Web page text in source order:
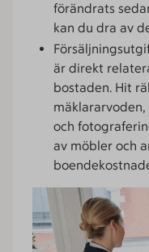
förändrats
kan du dra av
är direkt
bostaden. Hit
och
av möbler och